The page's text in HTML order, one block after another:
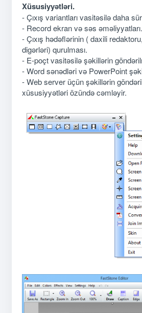
Xüsusiyyətləri.
- Çıxış variantları vasitəsilə daha
- Record ekran və səs əməliyyatları.
- Çıxış hədəflərinin ( daxili
digərləri) qurulması.
- E-poçt vasitəsilə şəkillərin
- Word sənədləri və PowerPoint
- Web server üçün şəkillərin
xüsusiyyətləri özündə cəmləyir.